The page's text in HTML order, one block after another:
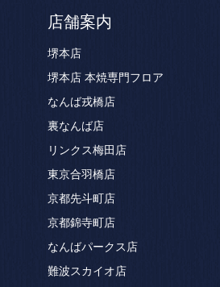
店舗案内
堺本店
堺本店 本焼専門フロア
なんば戎橋店
裏なんば店
リンクス梅田店
東京合羽橋店
京都先斗町店
京都錦寺町店
なんばパークス店
難波スカイオ店